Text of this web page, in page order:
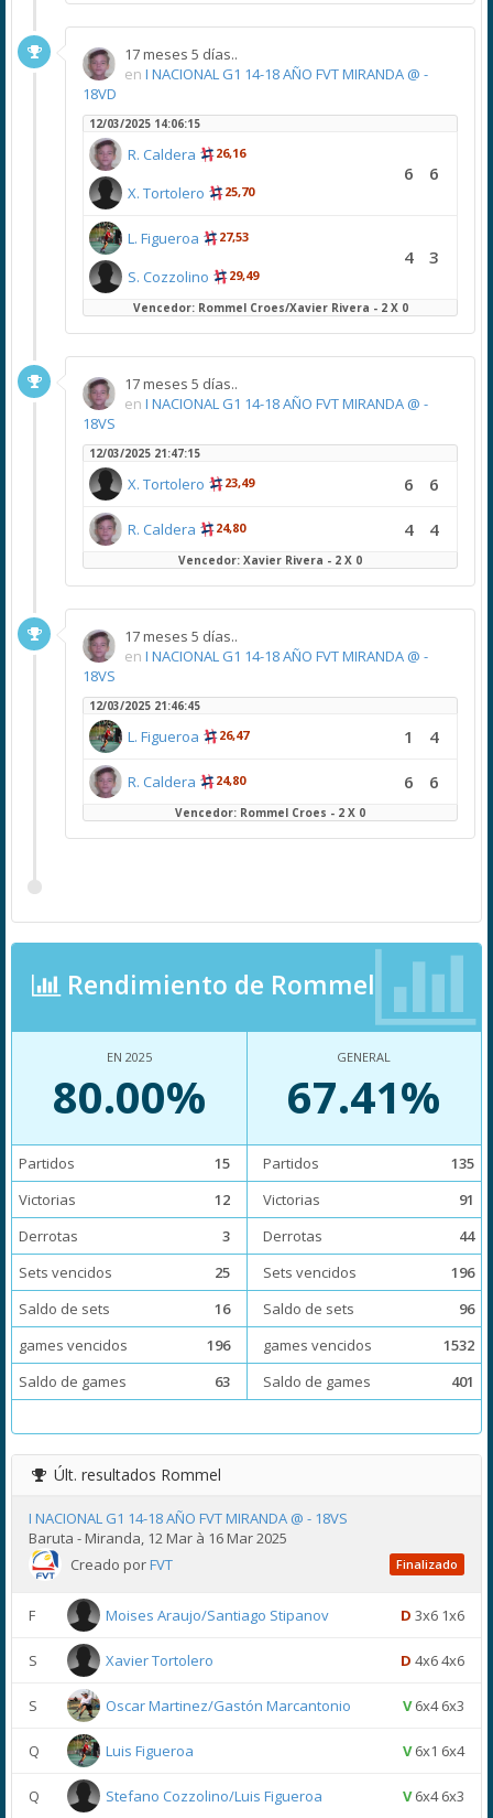
17 meses 5 días..
en I NACIONAL G1 14-18 AÑO FVT MIRANDA @ -
18VD
12/03/2025 14:06:15
R. Caldera 26,16
X. Tortolero 25,70
6 6
L. Figueroa 27,53
S. Cozzolino 29,49
4 3
Vencedor: Rommel Croes/Xavier Rivera - 2 X 0
17 meses 5 días..
en I NACIONAL G1 14-18 AÑO FVT MIRANDA @ -
18VS
12/03/2025 21:47:15
X. Tortolero 23,49 6 6
R. Caldera 24,80 4 4
Vencedor: Xavier Rivera - 2 X 0
17 meses 5 días..
en I NACIONAL G1 14-18 AÑO FVT MIRANDA @ -
18VS
12/03/2025 21:46:45
L. Figueroa 26,47 1 4
R. Caldera 24,80 6 6
Vencedor: Rommel Croes - 2 X 0
Rendimiento de Rommel
EN 2025
80.00%
Partidos
15
Victorias
12
Derrotas
3
Sets vencidos
25
Saldo de sets
16
games vencidos
196
Saldo de games
63
GENERAL
67.41%
Partidos
135
Victorias
91
Derrotas
44
Sets vencidos
196
Saldo de sets
96
games vencidos
1532
Saldo de games
401
Últ. resultados Rommel
I NACIONAL G1 14-18 AÑO FVT MIRANDA @ - 18VS
Baruta - Miranda, 12 Mar à 16 Mar 2025
Creado porFVT Finalizado
F Moises Araujo/Santiago Stipanov D 3x6 1x6
S Xavier Tortolero D 4x6 4x6
S Oscar Martinez/Gastón Marcantonio V6x4 6x3
Q Luis Figueroa V6x1 6x4
Q Stefano Cozzolino/Luis Figueroa V6x4 6x3